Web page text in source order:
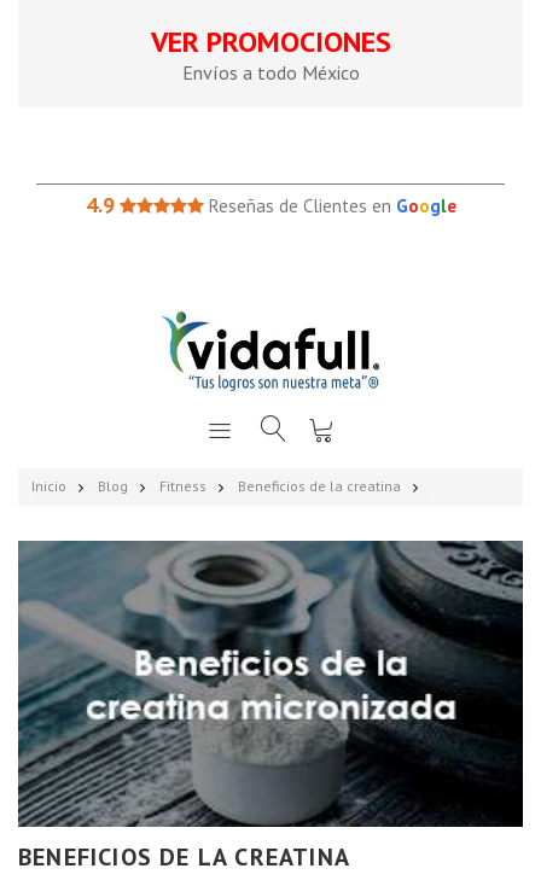
VER PROMOCIONES
Envíos a todo México
4.9 Reseñas de Clientes en Google
Inicio Blog Fitness Beneficios de la creatina
BENEFICIOS DE LA CREATINA